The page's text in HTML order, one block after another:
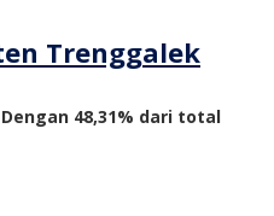
Trenggalek
48,31% dari total